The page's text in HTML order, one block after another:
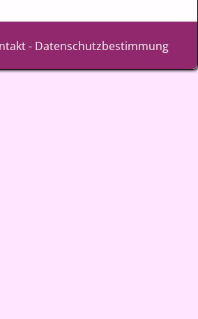
- Datenschutzbestimmung